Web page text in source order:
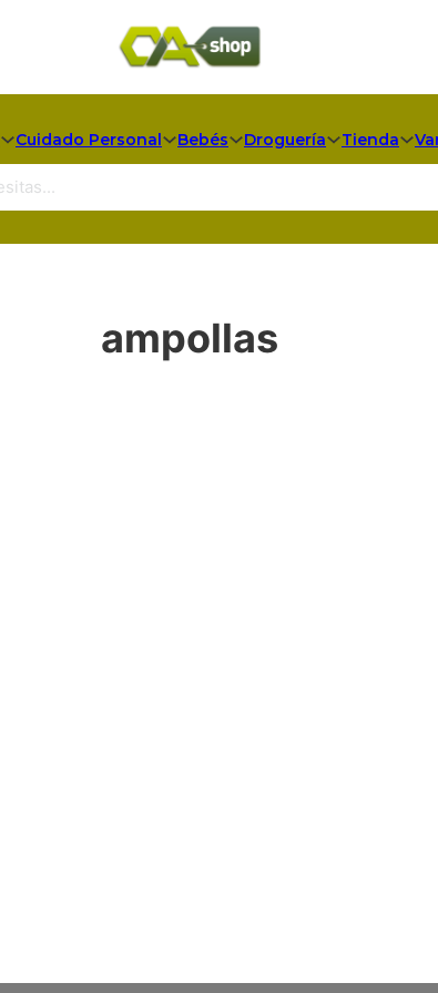
Cuidado Personal Bebés Droguería Tienda
ampollas